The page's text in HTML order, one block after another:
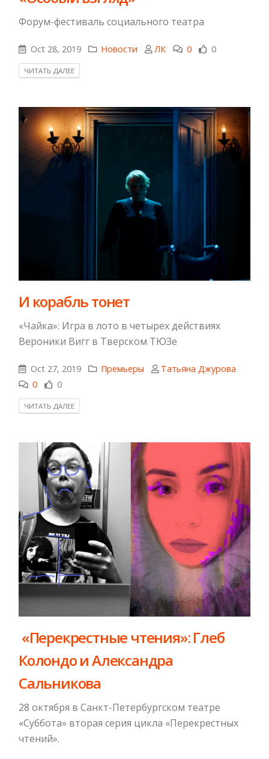
Форум-фестиваль социального театра
Oct 28, 2019 Новости ЛК 0 0
ЧИТАТЬ ДАЛЕЕ
И корабль тонет
«Чайка»: Игра в лото в четырех действиях
Вероники Вигг в Тверском ТЮЗе
Oct 27, 2019 Премьеры
Татьяна Джурова
0
0
ЧИТАТЬ ДАЛЕЕ
​ «Перекрестные чтения»: Глеб
Колондо и Александра
Сальникова
28 октября в Санкт-Петербургском театре
«Суббота» вторая серия цикла «Перекрестных
чтений».